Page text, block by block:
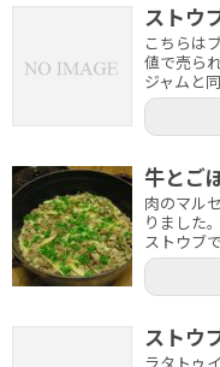
ストウ
こちらは
値で売ら
ジャムと
牛とご
肉のマル
りました
ストウブ
ストウ